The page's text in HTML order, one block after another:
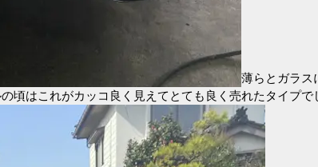
薄らとガラス
頃はこれがカッコ良く見えてとても良く売れたタイプで